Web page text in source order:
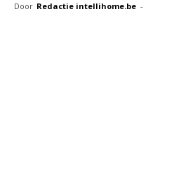
Door Redactie intellihome.be -